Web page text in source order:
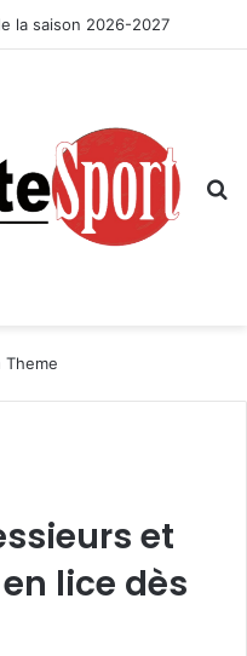
la saison 2026-2027
et
lice dès